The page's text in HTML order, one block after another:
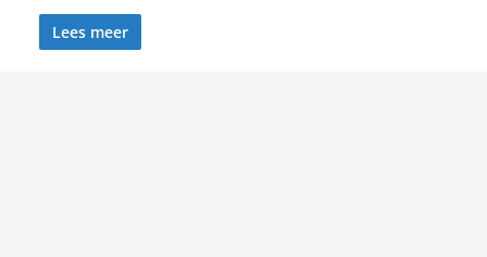
Lees meer